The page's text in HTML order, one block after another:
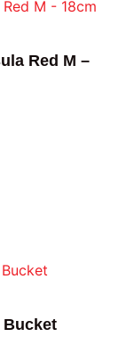
Red M –
Bucket